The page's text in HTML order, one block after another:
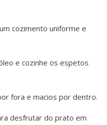
cozimento uniforme e
e cozinhe os espetos
fora e macios por dentro.
desfrutar do prato em